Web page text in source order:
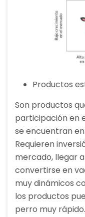
Productos
Son productos
participación en
se encuentran
Requieren
mercado, llegar
convertirse en
muy dinámicos
los productos
perro muy rápido.